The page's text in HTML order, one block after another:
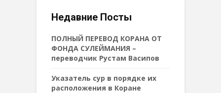
Недавние Посты
ПОЛНЫЙ ПЕРЕВОД КОРАНА ОТ
ФОНДА СУЛЕЙМАНИЯ –
переводчик Рустам Васипов
Указатель сур в порядке их
расположения в Коране